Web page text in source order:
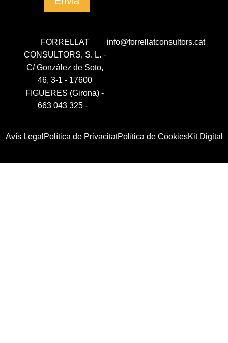
FORRELLAT
CONSULTORS, S. L. -
C/ González de Soto,
46, 3-1 - 17600
FIGUERES (Girona) -
663 043 325 -
info@forrellatconsultors.cat
Avís Legal Política de PrivacitatPolítica de CookiesKit Digital